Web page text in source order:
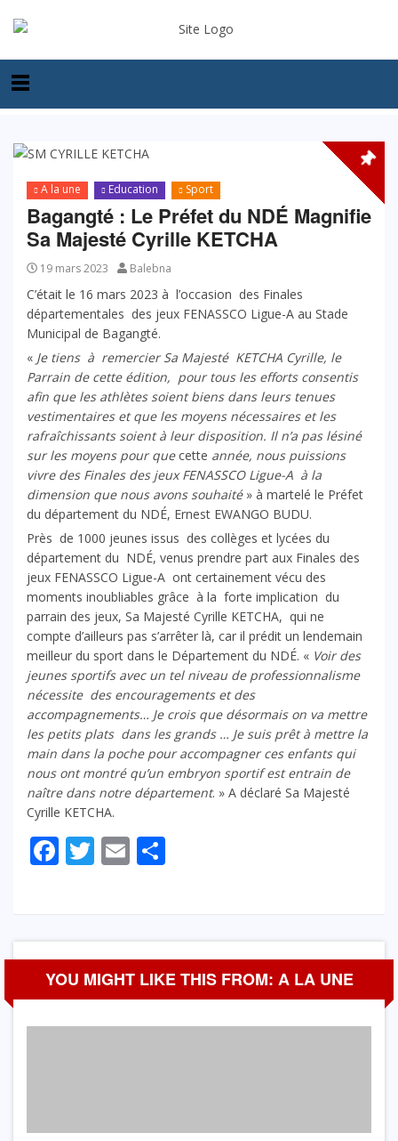
A la une Education Sport
Bagangté : Le Préfet du NDÉ Magnifie
Sa Majesté Cyrille KETCHA
19 mars 2023 Balebna
C’était le 16 mars 2023 à l’occasion des Finales
départementales des jeux FENASSCO Ligue-A au Stade
Municipal de Bagangté.
« Je tiens à remercier Sa Majesté KETCHA Cyrille, le
Parrain de cette édition, pour tous les efforts consentis
afin que les athlètes soient biens dans leurs tenues
vestimentaires et que les moyens nécessaires et les
rafraîchissants soient à leur disposition. Il n’a pas lésiné
sur les moyens pour quecette année, nous puissions
vivre des Finales des jeux FENASSCO Ligue-A à la
dimension que nous avons souhaité » à martelé le Préfet
du département du NDÉ, Ernest EWANGO BUDU.
Près de 1000 jeunes issus des collèges et lycées du
département du NDÉ, venus prendre part aux Finales des
jeux FENASSCO Ligue-A ont certainement vécu des
moments inoubliables grâce à la forte implication du
parrain des jeux, Sa Majesté Cyrille KETCHA, qui ne
compte d’ailleurs pas s’arrêter là, car il prédit un lendemain
meilleur du sport dans le Département du NDÉ. « Voir des
jeunes sportifs avec un tel niveau de professionnalisme
nécessite des encouragements et des
accompagnements… Je crois que désormais on va mettre
les petits plats dans les grands … Je suis prêt à mettre la
main dans la poche pour accompagner ces enfants qui
nous ont montré qu’un embryon sportif est entrain de
naître dans notre département. » A déclaré Sa Majesté
Cyrille KETCHA.
Facebook
Twitter
Email
YOU MIGHT LIKE THIS FROM: A LA UNE